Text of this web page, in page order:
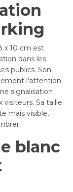
x 10 cm est
dans les
publics. Son
l'attention
signalisation
visiteurs. Sa taille
mais visible,
blanc